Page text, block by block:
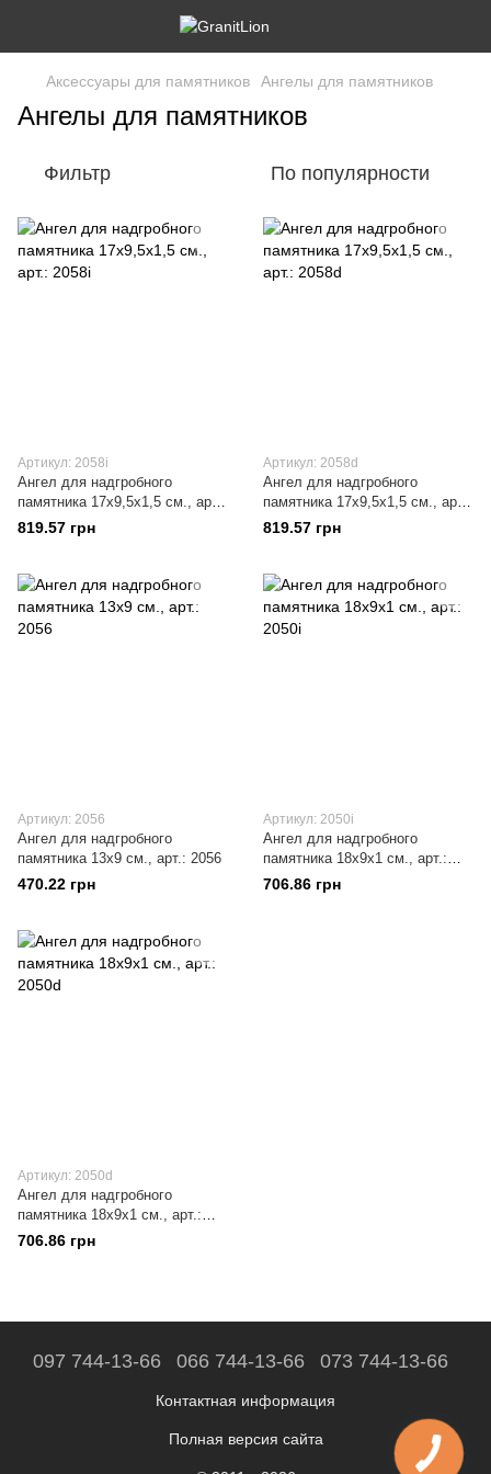
Аксессуары для памятников Ангелы для памятников
Ангелы для памятников
Фильтр По популярности
Артикул: 2058i
Ангел для надгробного
памятника 17х9,5x1,5 см., арт.:
2058i
819.57 грн
Артикул: 2058d
Ангел для надгробного
памятника 17х9,5x1,5 см., арт.:
2058d
819.57 грн
Артикул: 2056
Ангел для надгробного
памятника 13х9 см., арт.: 2056
470.22 грн
Артикул: 2050i
Ангел для надгробного
памятника 18х9x1 см., арт.:
2050i
706.86 грн
Артикул: 2050d
Ангел для надгробного
памятника 18х9x1 см., арт.:
2050d
706.86 грн
097 744-13-66 066 744-13-66 073 744-13-66
Контактная информация
Полная версия сайта